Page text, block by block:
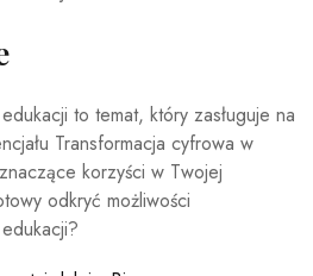
to temat, który zasługuje na
Transformacja cyfrowa w
korzyści w Twojej
odkryć możliwości